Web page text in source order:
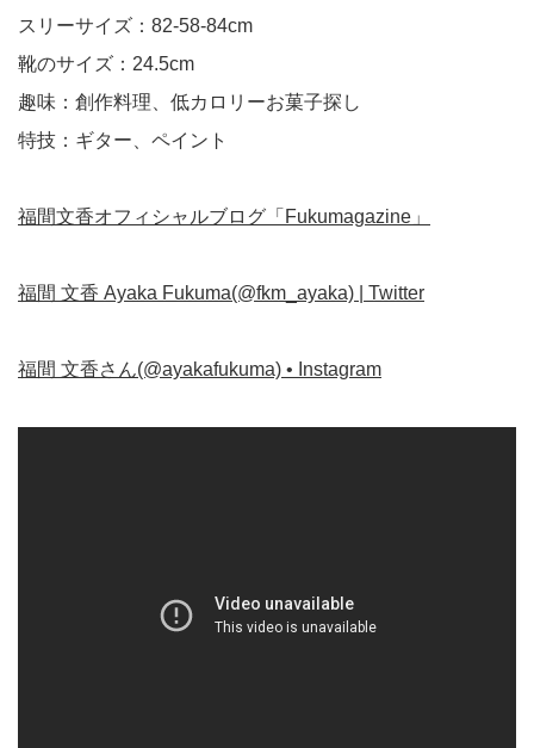
スリーサイズ：82-58-84cm
靴のサイズ：24.5cm
趣味：創作料理、低カロリーお菓子探し
特技：ギター、ペイント
福間文香オフィシャルブログ「Fukumagazine」
福間 文香 Ayaka Fukuma(@fkm_ayaka) | Twitter
福間 文香さん(@ayakafukuma) • Instagram